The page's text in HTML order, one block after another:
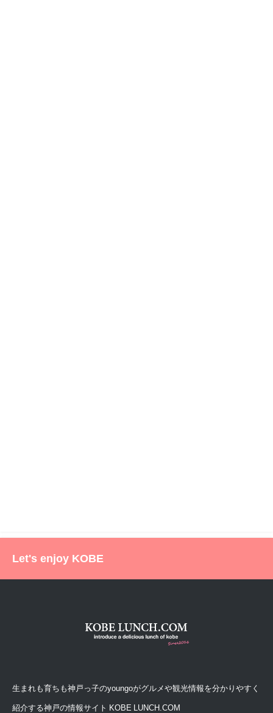
Let's enjoy KOBE
生まれも育ちも神戸っ子のyoungoがグルメや観光情報を分かりやすく
紹介する神戸の情報サイト KOBE LUNCH.COM